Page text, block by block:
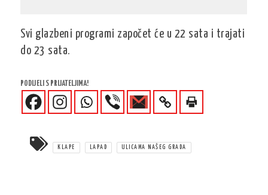
Svi glazbeni programi započet će u 22 sata i trajati
do 23 sata.
PODIJELI S PRIJATELJIMA!
KLAPE LAPAD ULICAMA NAŠEG GRADA